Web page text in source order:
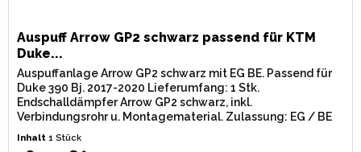
Auspuff Arrow GP2 schwarz passend für KTM
Duke...
Auspuffanlage Arrow GP2 schwarz mit EG BE. Passend für
Duke 390 Bj. 2017-2020 Lieferumfang: 1 Stk.
Endschalldämpfer Arrow GP2 schwarz, inkl.
Verbindungsrohr u. Montagematerial. Zulassung: EG / BE
Inhalt1 Stück